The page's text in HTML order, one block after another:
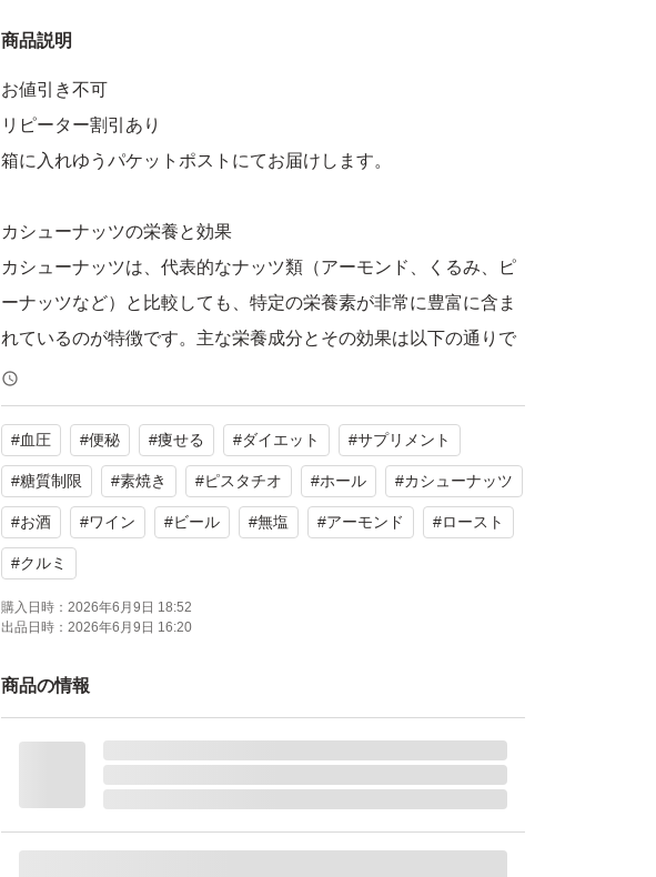
商品説明
お値引き不可
リピーター割引あり
箱に入れゆうパケットポストにてお届けします。
カシューナッツの栄養と効果
カシューナッツは、代表的なナッツ類（アーモンド、くるみ、ピ
ーナッツなど）と比較しても、特定の栄養素が非常に豊富に含ま
れているのが特徴です。主な栄養成分とその効果は以下の通りで
す。
鉄： 赤血球のヘモグロビンを構成し、全身に酸素を運ぶ役割を担
います。鉄欠乏性貧血による疲労や頭痛、免疫力低下の予防に有
効です。10粒（約15g）に0.7mg含まれ、主要なナッツ類の中で
トップの含有量を誇ります。
亜鉛： 皮膚や粘膜の健康、免疫機能の維持に不可欠です。不足す
g摂取でき、アーモンドの1.7倍、くるみの2.1倍に相当します。
す。不足すると疲労感や倦怠感、脚気（かっけ）の原因になりま
酒のおつまみにも最適です。
中性脂肪の低下といった効果があり、ダイエット中の間食に向い
#血圧 #便秘 #痩せる #ダイエット #サプリメント
#糖質制限 #素焼き #ピスタチオ #ホール #カシューナッツ
#お酒 #ワイン #ビール #無塩 #アーモンド #ロースト
#クルミ
購入日時： 2026年6月9日 18:52
出品日時： 2026年6月9日 16:20
商品の情報